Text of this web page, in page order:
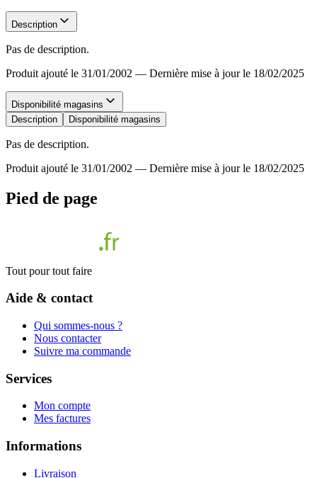
Description
Pas de description.
Produit ajouté le 31/01/2002 — Dernière mise à jour le 18/02/2025
Disponibilité magasins
Description
Disponibilité magasins
Pas de description.
Produit ajouté le 31/01/2002 — Dernière mise à jour le 18/02/2025
Pied de page
Tout pour tout faire
Aide & contact
Qui sommes-nous ?
Nous contacter
Suivre ma commande
Services
Mon compte
Mes factures
Informations
Livraison